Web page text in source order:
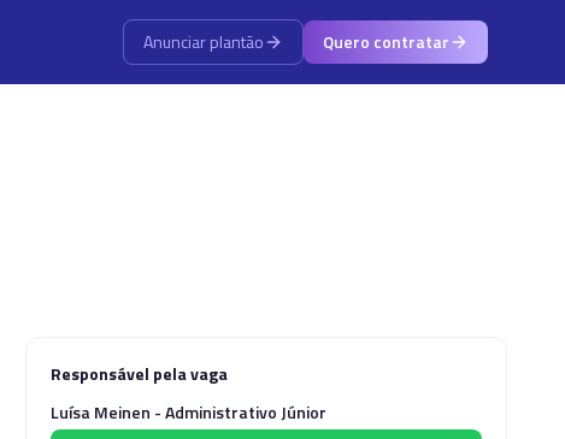
Anunciar plantão Quero contratar
Responsável pela vaga
Luísa Meinen - Administrativo Júnior